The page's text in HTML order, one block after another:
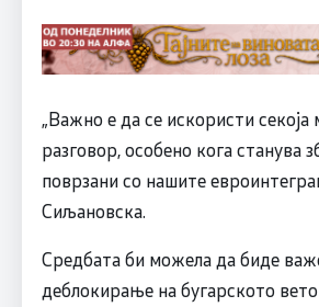
„Важно е да се искористи
разговор, особено кога станува
поврзани со нашите
Сиљановска.
Средбата би можела да биде
деблокирање на бугарското